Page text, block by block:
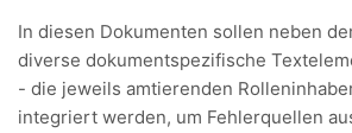
In diesen Dokumenten sollen neben
diverse dokumentspezifische
- die jeweils amtierenden
integriert werden, um Fehlerquellen